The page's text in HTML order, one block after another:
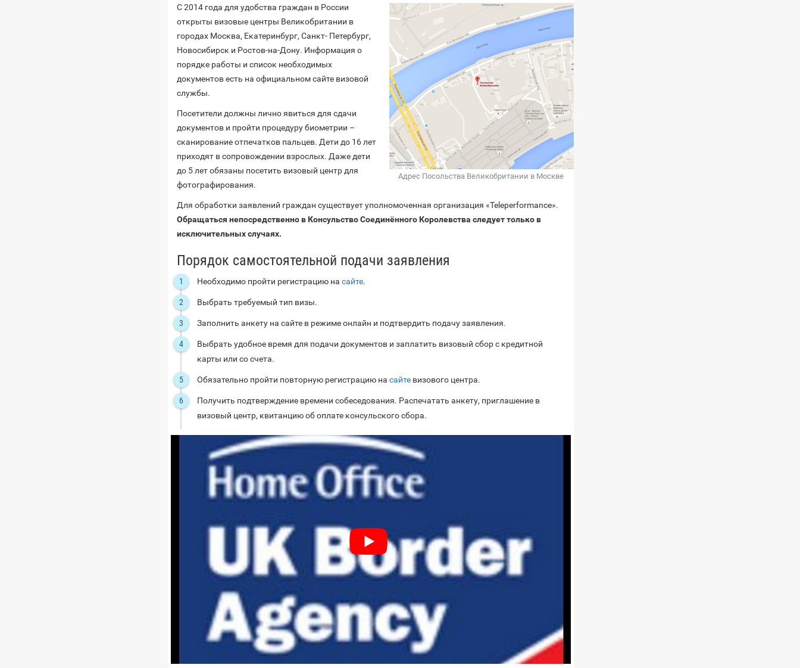
Адрес Посольства Великобритании в Москве
С 2014 года для удобства граждан в России
открыты визовые центры Великобритании в
городах Москва, Екатеринбург, Санкт- Петербург,
Новосибирск и Ростов-на-Дону. Информация о
порядке работы и список необходимых
документов есть на официальном сайте визовой
службы.
Посетители должны лично явиться для сдачи
документов и пройти процедуру биометрии –
сканирование отпечатков пальцев. Дети до 16 лет
приходят в сопровождении взрослых. Даже дети
до 5 лет обязаны посетить визовый центр для
фотографирования.
Для обработки заявлений граждан существует уполномоченная организация «Teleperformance».
Обращаться непосредственно в Консульство Соединённого Королевства следует только в
исключительных случаях.
Порядок самостоятельной подачи заявления
Необходимо пройти регистрацию на сайте.
Выбрать требуемый тип визы.
Заполнить анкету на сайте в режиме онлайн и подтвердить подачу заявления.
Выбрать удобное время для подачи документов и заплатить визовый сбор с кредитной
карты или со счета.
Обязательно пройти повторную регистрацию на сайте визового центра.
Получить подтверждение времени собеседования. Распечатать анкету, приглашение в
визовый центр, квитанцию об оплате консульского сбора.